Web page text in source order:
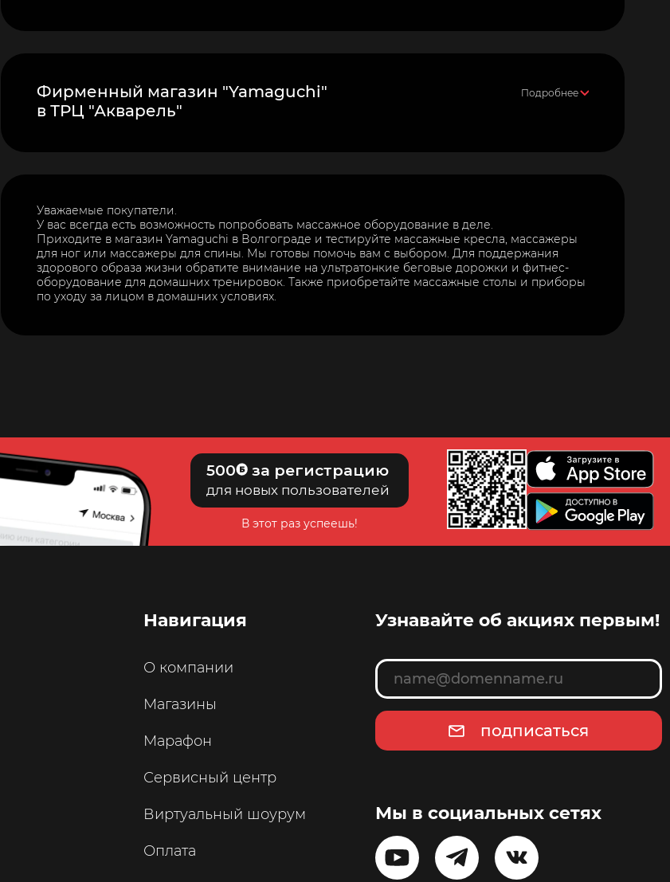
Фирменный магазин "Yamaguchi"
в ТРЦ "Акварель"
Подробнее
Уважаемые покупатели.
У вас всегда есть возможность попробовать массажное оборудование в деле.
Приходите в магазин Yamaguchi в Волгограде и тестируйте массажные кресла, массажеры
для ног или массажеры для спины. Мы готовы помочь вам с выбором. Для поддержания
здорового образа жизни обратите внимание на ультратонкие беговые дорожки и фитнес-
оборудование для домашних тренировок. Также приобретайте массажные столы и приборы
по уходу за лицом в домашних условиях.
500 за регистрацию
для новых пользователей
В этот раз успеешь!
Навигация
О компании
Магазины
Марафон
Сервисный центр
Виртуальный шоурум
Оплата
Узнавайте об акциях первым!
подписаться
Мы в социальных сетях